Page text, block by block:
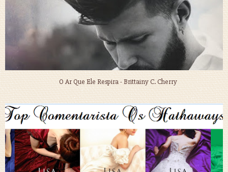
O Ar Que Ele Respira - Brittainy C. Cherry